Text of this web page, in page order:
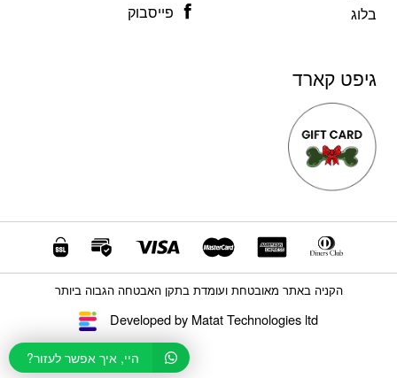
בלוג
פייסבוק
גיפט קארד
Developed by Matat Technologies ltd
הקניה באתר מאובטחת ועומדת בתקן האבטחה הגבוה ביותר
היי, איך אפשר לעזור?